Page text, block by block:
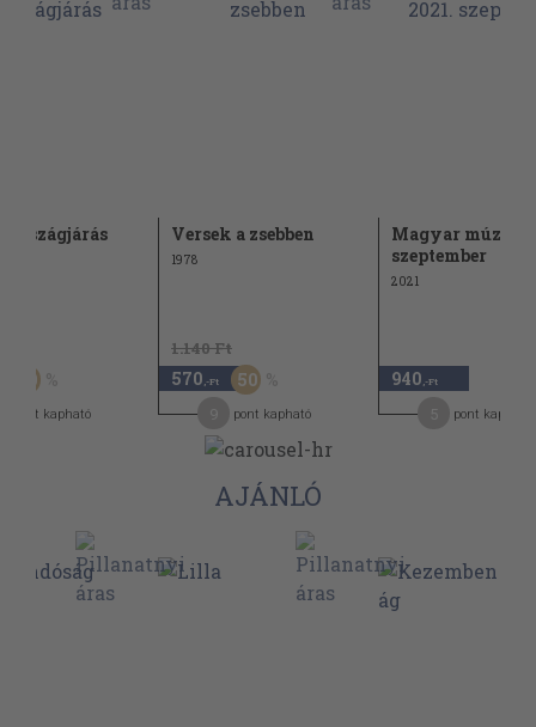
országjárás
50
pont kapható
Versek a zsebben
1978
1.140 Ft
570 ,-Ft 50
pont kapható
Magyar múzsa
szeptember
2021
940 ,-Ft
pont kapható
AJÁNLÓ